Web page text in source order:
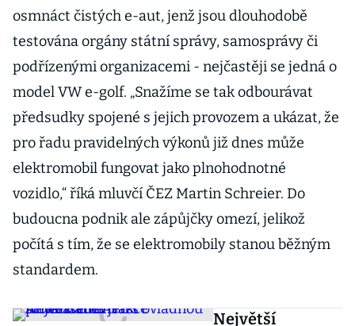
osmnáct čistých e-aut, jenž jsou dlouhodobě
testována orgány státní správy, samosprávy či
podřízenými organizacemi - nejčastěji se jedná o
model VW e-golf. „Snažíme se tak odbourávat
předsudky spojené s jejich provozem a ukázat, že
pro řadu pravidelných výkonů již dnes může
elektromobil fungovat jako plnohodnotné
vozidlo,“ říká mluvčí ČEZ Martin Schreier. Do
budoucna podnik ale zápůjčky omezí, jelikož
počítá s tím, že se elektromobily stanou běžným
standardem.
Největší